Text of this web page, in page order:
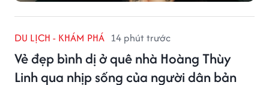
DU LỊCH - KHÁM PHÁ 14 phút trước
Vẻ đẹp bình dị ở quê nhà Hoàng Thùy
Linh qua nhịp sống của người dân bản